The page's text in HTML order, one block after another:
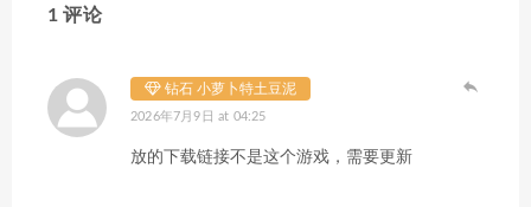
1 评论
钻石 小萝卜特土豆泥
2026年7月9日 at 04:25
放的下载链接不是这个游戏，需要更新